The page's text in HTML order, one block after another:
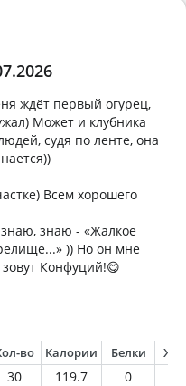
ждёт первый огурец,
Может и клубника
судя по ленте, она
Всем хорошего
знаю - «Жалкое
)) Но он мне
Конфуций!😋
во Калории Белки
30 119.7 0